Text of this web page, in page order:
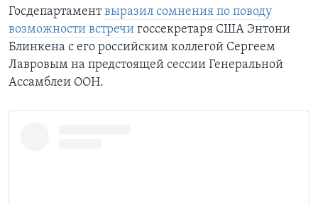
Госдепартаментвыразил сомнения по поводу
возможности встречи госсекретаря США Энтони
Блинкена с его российским коллегой Сергеем
Лавровым на предстоящей сессии Генеральной
Ассамблеи ООН.